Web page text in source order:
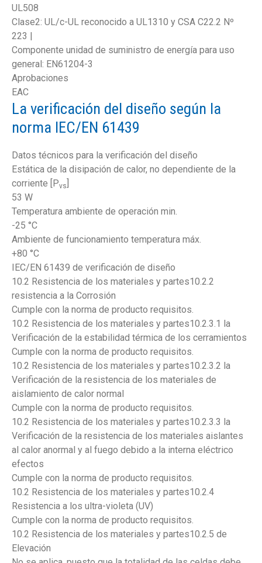
UL508
Clase2: UL/c-UL reconocido a UL1310 y CSA C22.2 Nº
223 |
Componente unidad de suministro de energía para uso
general: EN61204-3
Aprobaciones
EAC
La verificación del diseño según la
norma IEC/EN 61439
Datos técnicos para la verificación del diseño
Estática de la disipación de calor, no dependiente de la
corriente [Pvs
53 W
Temperatura ambiente de operación min.
-25 °C
Ambiente de funcionamiento temperatura máx.
+80 °C
IEC/EN 61439 de verificación de diseño
10.2 Resistencia de los materiales y partes10.2.2
resistencia a la Corrosión
Cumple con la norma de producto requisitos.
10.2 Resistencia de los materiales y partes10.2.3.1 la
Verificación de la estabilidad térmica de los cerramientos
Cumple con la norma de producto requisitos.
10.2 Resistencia de los materiales y partes10.2.3.2 la
Verificación de la resistencia de los materiales de
aislamiento de calor normal
Cumple con la norma de producto requisitos.
10.2 Resistencia de los materiales y partes10.2.3.3 la
Verificación de la resistencia de los materiales aislantes
al calor anormal y al fuego debido a la interna eléctrico
efectos
Cumple con la norma de producto requisitos.
10.2 Resistencia de los materiales y partes10.2.4
Resistencia a los ultra-violeta (UV)
Cumple con la norma de producto requisitos.
10.2 Resistencia de los materiales y partes10.2.5 de
Elevación